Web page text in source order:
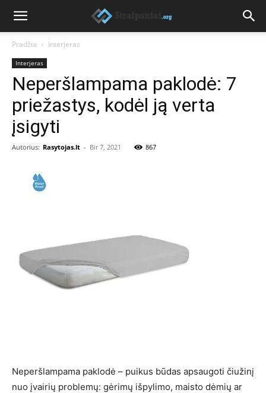
Pradžia Interjeras
Interjeras
Neperšlampama paklodė: 7
priežastys, kodėl ją verta
įsigyti
Autorius: Rasytojas.lt - Bir 7, 2021 867
Neperšlampama paklodė – puikus būdas apsaugoti čiužinį
nuo įvairių problemų: gėrimų išpylimo, maisto dėmių ar